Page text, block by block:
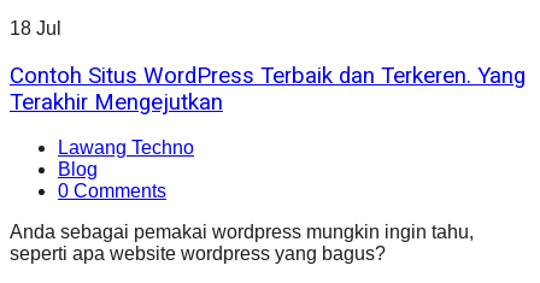
18 Jul
Contoh Situs WordPress Terbaik dan Terkeren. Yang
Terakhir Mengejutkan
Lawang Techno
Blog
0 Comments
Anda sebagai pemakai wordpress mungkin ingin tahu,
seperti apa website wordpress yang bagus?